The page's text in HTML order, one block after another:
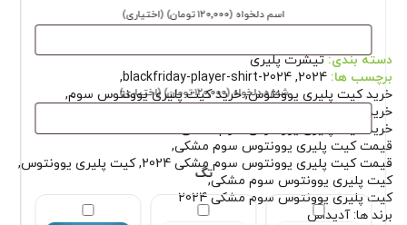
اسم دلخواه (۱۲۰٬۰۰۰ تومان) (اختیاری)
شماره دلخواه(۱۲۰٬۰۰۰ تومان) (اختیاری)
تگ
دسته بندی:تیشرت پلیری
برچسب ها: 2024
,
blackfriday-player-shirt-2024
,
خرید کیت پلیری یوونتوس,خرید کیت پلیری یوونتوس سوم,
خرید کیت پلیری یوونتوس سوم مشکی
خرید کیت پلیری یوونتوس سوم مشکی 2024
قیمت کیت پلیری یوونتوس سوم مشکی,
قیمت کیت پلیری یوونتوس سوم مشکی 2024
,کیت پلیری یوونتوس,
کیت پلیری یوونتوس سوم مشکی,
کیت پلیری یوونتوس سوم مشکی 2024
برند ها:آدیداس